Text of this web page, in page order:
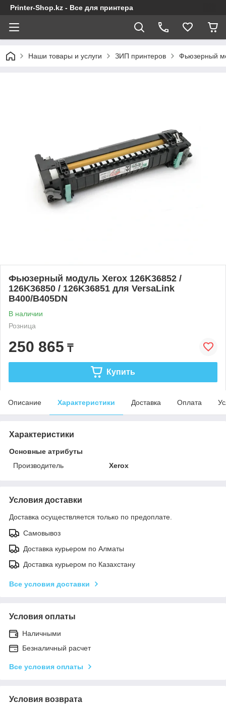
Printer-Shop.kz - Все для принтера
Наши товары и услуги ЗИП принтеров Фьюзерный
Фьюзерный модуль Xerox 126K36852 /
126K36850 / 126K36851 для VersaLink
B400/B405DN
В наличии
Розница
250 865 ₸
Купить
Описание Характеристики Доставка Оплата
Характеристики
Основные атрибуты
Производитель
Xerox
Условия доставки
Доставка осуществляется только по предоплате.
Самовывоз
Доставка курьером по Алматы
Доставка курьером по Казахстану
Все условия доставки
Условия оплаты
Наличными
Безналичный расчет
Все условия оплаты
Условия возврата